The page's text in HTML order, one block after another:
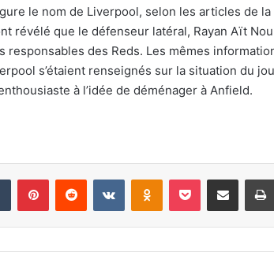
le nom de Liverpool, selon les articles de la
révélé que le défenseur latéral, Rayan Aït
responsables des Reds. Les mêmes
s’étaient renseignés sur la situation du
à l’idée de déménager à Anfield.
Tumblr PinterestReddit VKontakteOdnoklassniki
Pocket Partager par email